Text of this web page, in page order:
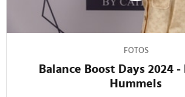
FOTOS
Balance Boost Days 2024
Hummels